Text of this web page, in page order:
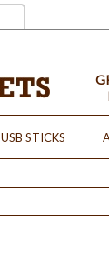
USB STICKS